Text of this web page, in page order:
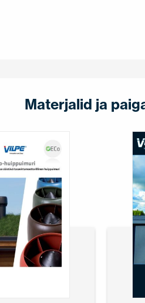
Materjalid ja